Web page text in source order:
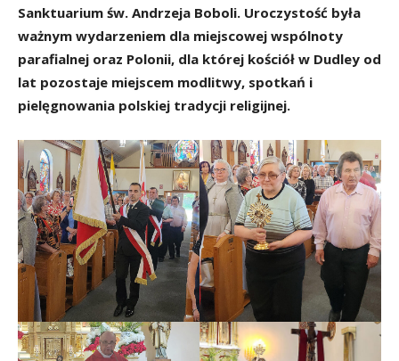
Sanktuarium św. Andrzeja Boboli. Uroczystość była
ważnym wydarzeniem dla miejscowej wspólnoty
parafialnej oraz Polonii, dla której kościół w Dudley od
lat pozostaje miejscem modlitwy, spotkań i
pielęgnowania polskiej tradycji religijnej.